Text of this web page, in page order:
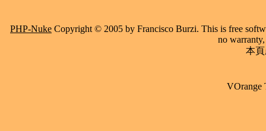
PHP-Nuke Copyright © 2005 by Francisco Burzi. This is free
no
本
VOrange